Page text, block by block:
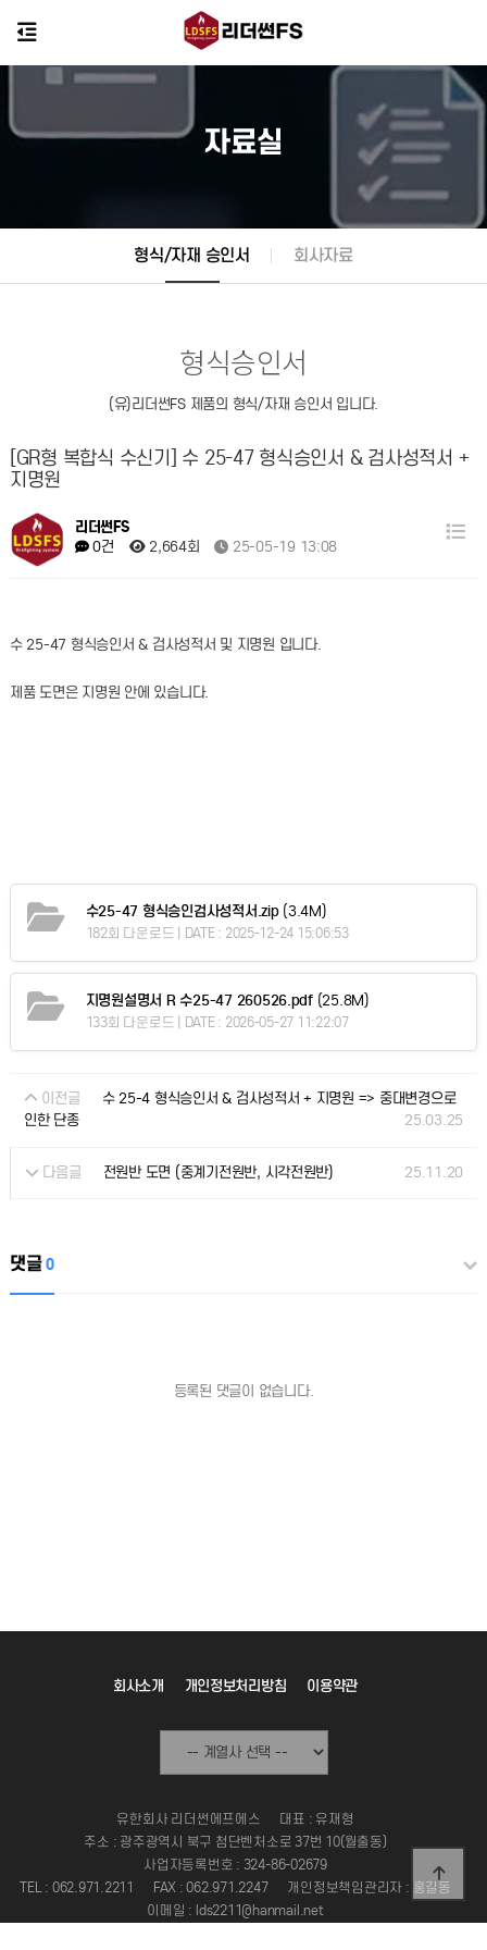
형식/자재 승인서 회사자료
자료실
형식승인서
(유)리더썬FS 제품의 형식/자재 승인서 입니다.
[GR형 복합식 수신기] 수 25-47 형식승인서 & 검사성적서 +
지명원
리더썬FS
0건
2,664회 25-05-19 13:08
수 25-47 형식승인서 & 검사성적서 및 지명원 입니다.
제품 도면은 지명원 안에 있습니다.
수25-47 형식승인검사성적서.zip(3.4M)
182회 다운로드 | DATE : 2025-12-24 15:06:53
지명원설명서 R 수25-47 260526.pdf(25.8M)
133회 다운로드 | DATE : 2026-05-27 11:22:07
이전글
수 25-4 형식승인서 & 검사성적서 + 지명원 => 중대변경으로
인한 단종
25.03.25
다음글 전원반 도면 (중계기전원반, 시각전원반) 25.11.20
댓글0
등록된 댓글이 없습니다.
회사소개 개인정보처리방침 이용약관
유한회사 리더썬에프에스
대표 : 유재형
주소 : 광주광역시 북구 첨단벤처소로 37번 10(월출동)
사업자등록번호 : 324-86-02679
TEL : 062.971.2211
FAX : 062.971.2247
개인정보책임관리자 : 홍길동
이메일 : lds2211@hanmail.net